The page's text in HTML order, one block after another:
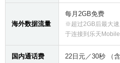
海外数据流量
每月2GB免费
※超过2GB后最大
于连接到乐天Mobile
国内通话费 22日元／30秒 （含